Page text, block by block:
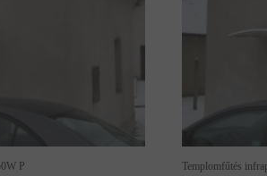
P Templomfűtés